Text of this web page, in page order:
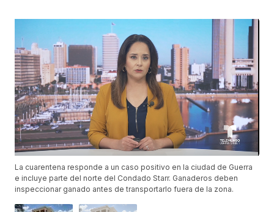
La cuarentena responde a un caso positivo en la ciudad de Guerra
e incluye parte del norte del Condado Starr. Ganaderos deben
inspeccionar ganado antes de transportarlo fuera de la zona.